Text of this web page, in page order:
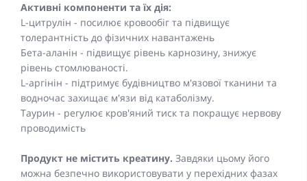
Активні компоненти та їх дія:
L-цитрулін - посилює кровообіг та підвищує
толерантність до фізичних навантажень
Бета-аланін - підвищує рівень карнозину, знижує
рівень стомлюваності.
L-аргінін - підтримує будівництво м'язової тканини та
водночас захищає м'язи від катаболізму.
Таурин - регулює кров'яний тиск та покращує нервову
проводимість
Продукт не містить креатину. Завдяки цьому його
можна безпечно використовувати у перехідних фазах